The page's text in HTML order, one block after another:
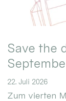
Save the
22. Juli 2026
Zum vierten